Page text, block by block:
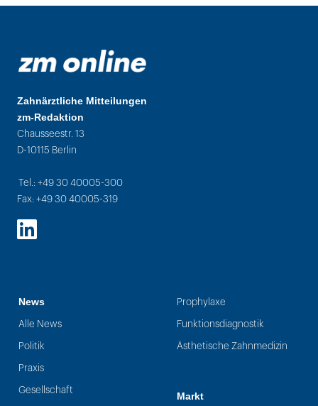
Zahnärztliche Mitteilungen
zm-Redaktion
Chausseestr. 13
D-10115 Berlin
Tel.: +49 30 40005-300
Fax: +49 30 40005-319
LinkedIn
News
Alle News
Politik
Praxis
Gesellschaft
Prophylaxe
Funktionsdiagnostik
Ästhetische Zahnmedizin
Markt